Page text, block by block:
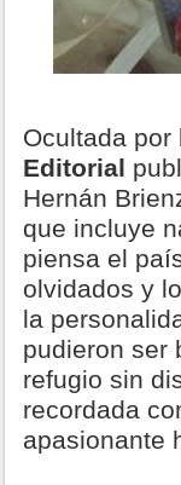
Ocultada
Editorial
Hernán
que incluye
piensa el
olvidados y
la
pudieron ser
refugio sin
recordada
apasionante